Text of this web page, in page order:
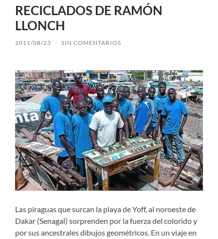
RECICLADOS DE RAMÓN
LLONCH
2011/08/23 / SIN COMENTARIOS
Las piraguas que surcan la playa de Yoff, al noroeste de
Dakar (Senagal) sorprenden por la fuerza del colorido y
por sus ancestrales dibujos geométricos. En un viaje en